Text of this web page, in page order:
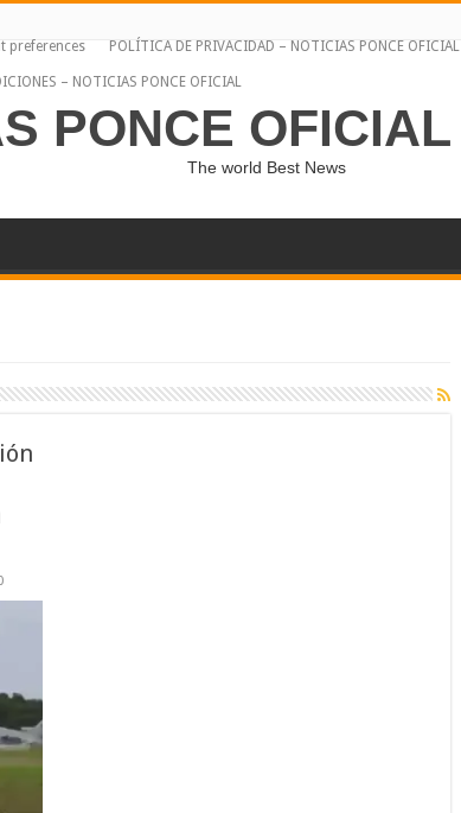
preferences POLÍTICA DE PRIVACIDAD – NOTICIAS PONCE OFICIAL
– NOTICIAS PONCE OFICIAL
PONCE OFICIAL
The world Best News